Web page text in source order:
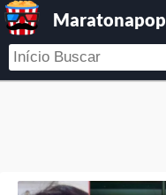
Maratonapop